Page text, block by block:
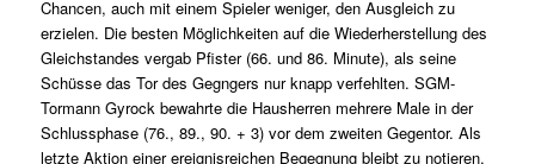
Chancen, auch mit einem Spieler weniger, den Ausgleich zu
erzielen. Die besten Möglichkeiten auf die Wiederherstellung des
Gleichstandes vergab Pfister (66. und 86. Minute), als seine
Schüsse das Tor des Gegngers nur knapp verfehlten. SGM-
Tormann Gyrock bewahrte die Hausherren mehrere Male in der
Schlussphase (76., 89., 90. + 3) vor dem zweiten Gegentor. Als
letzte Aktion einer ereignisreichen Begegnung bleibt zu notieren,